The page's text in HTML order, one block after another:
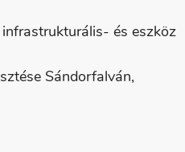
és eszköz
Sándorfalván,